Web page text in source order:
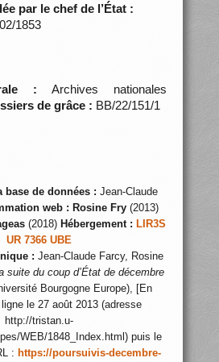
par le chef de l’État :
1853
: Archives nationales
de grâce : BB/22/151/1
base de données : Jean-Claude
web : Rosine Fry(2013)
(2018) Hébergement : LIR3S
UR 7366 UBE
: Jean-Claude Farcy, Rosine
suite du coup d’État de décembre
Bourgogne Europe), [En
le 27 août 2013 (adresse
http://tristan.u-
WEB/1848_Index.html) puis le
: https://poursuivis-decembre-